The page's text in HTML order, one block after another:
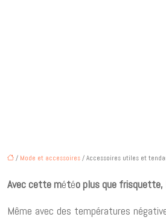
/ Mode et accessoires / Accessoires utiles et
Avec cette météo plus que frisquette,
Même avec des températures